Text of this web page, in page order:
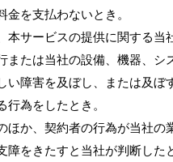
金を支払わないとき。
本サービスの提供に関する当
または当社の設備、機器、シ
い障害を及ぼし、または及ぼ
行為をしたとき。
ほか、契約者の行為が当社の
障をきたすと当社が判断した